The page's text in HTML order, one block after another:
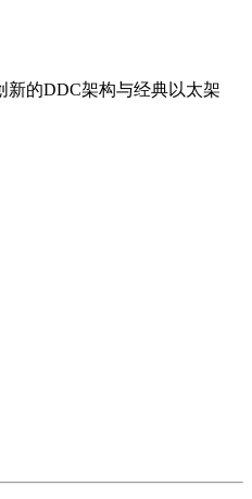
新的DDC架构与经典以太架